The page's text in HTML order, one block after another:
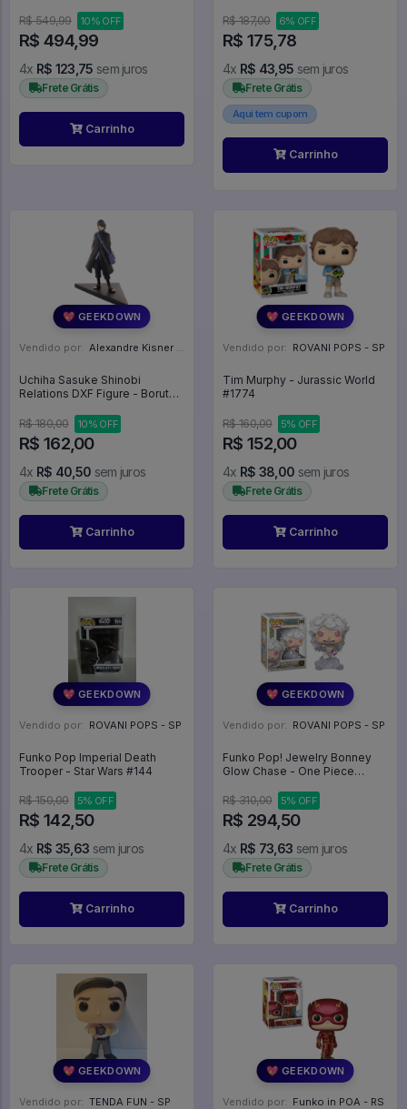
R$ 549,99 10% OFF
R$ 494,99
4x R$ 123,75 sem juros
Frete Grátis
Carrinho
R$ 187,00 6% OFF
R$ 175,78
4x R$ 43,95 sem juros
Frete Grátis
Aqui tem cupom
Carrinho
💖 GEEKDOWN
Vendido por: Alexandre Kisner - PR
Uchiha Sasuke Shinobi
Relations DXF Figure - Boruto
R$ 180,00
10% OFF
R$ 162,00
4x R$ 40,50 sem juros
Frete Grátis
Carrinho
💖 GEEKDOWN
Vendido por: ROVANI POPS - SP
Tim Murphy - Jurassic World
#1774
R$ 160,00 5% OFF
R$ 152,00
4x R$ 38,00 sem juros
Frete Grátis
Carrinho
💖 GEEKDOWN
Vendido por: ROVANI POPS - SP
Funko Pop Imperial Death
Trooper - Star Wars #144
R$ 150,00 5% OFF
R$ 142,50
4x R$ 35,63 sem juros
Frete Grátis
Carrinho
💖 GEEKDOWN
Vendido por: ROVANI POPS - SP
Funko Pop! Jewelry Bonney
Glow Chase - One Piece
R$ 310,00
5% OFF
R$ 294,50
4x R$ 73,63 sem juros
Frete Grátis
Carrinho
💖 GEEKDOWN
Vendido por: TENDA FUN - SP
💖 GEEKDOWN
Vendido por: Funko in POA - RS